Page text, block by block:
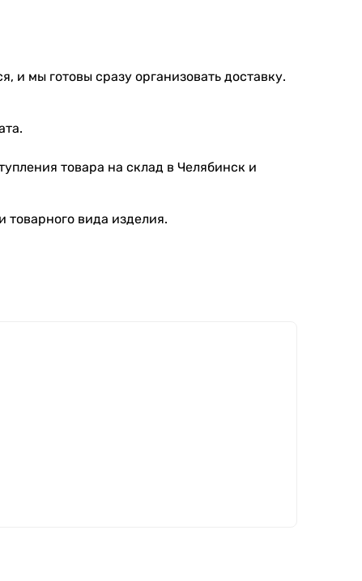
и мы готовы сразу организовать доставку.
товара на склад в Челябинск и
товарного вида изделия.